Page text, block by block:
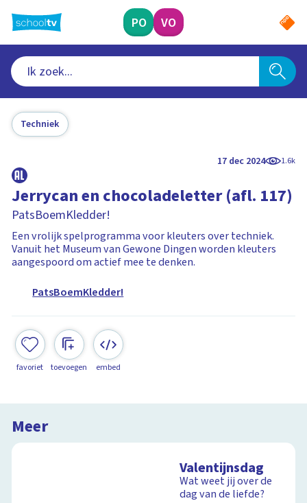
naar
hoofdinhoud
PO VO
Techniek
17 dec 2024 1.6k
Jerrycan en chocoladeletter (afl. 117)
PatsBoemKledder!
Een vrolijk spelprogramma voor kleuters over techniek.
Vanuit het Museum van Gewone Dingen worden kleuters
aangespoord om actief mee te denken.
PatsBoemKledder!
favoriet toevoegen embed
Meer
Valentijnsdag
Wat weet jij over de
dag van de liefde?